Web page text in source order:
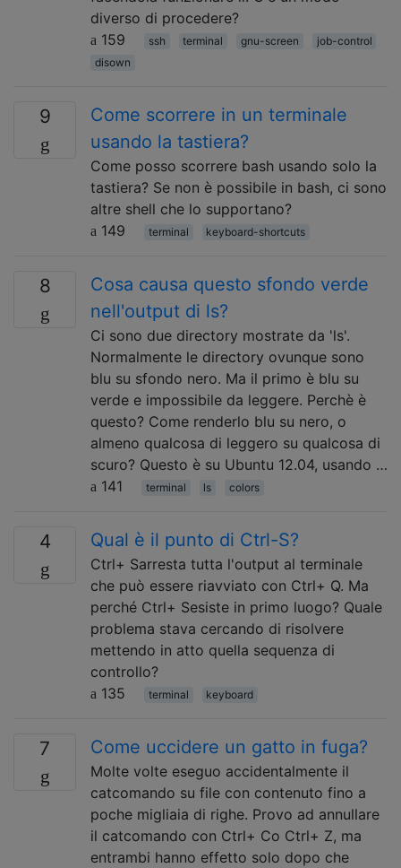
diverso di procedere?
159
ssh terminal gnu-screen
job-control
disown
9
Come scorrere in un terminale
usando la tastiera?
Come posso scorrere bash usando solo la
tastiera? Se non è possibile in bash, ci sono
altre shell che lo supportano?
149
terminal keyboard-shortcuts
8
Cosa causa questo sfondo verde
nell'output di ls?
Ci sono due directory mostrate da 'ls'.
Normalmente le directory ovunque sono
blu su sfondo nero. Ma il primo è blu su
verde e impossibile da leggere. Perchè è
questo? Come renderlo blu su nero, o
almeno qualcosa di leggero su qualcosa di
scuro? Questo è su Ubuntu 12.04, usando …
141
terminal ls colors
4 Qual è il punto di Ctrl-S?
Ctrl+ Sarresta tutta l'output al terminale
che può essere riavviato con Ctrl+ Q. Ma
perché Ctrl+ Sesiste in primo luogo? Quale
problema stava cercando di risolvere
mettendo in atto quella sequenza di
controllo?
135
terminal keyboard
7 Come uccidere un gatto in fuga?
Molte volte eseguo accidentalmente il
catcomando su file con contenuto fino a
poche migliaia di righe. Provo ad annullare
il catcomando con Ctrl+ Co Ctrl+ Z, ma
entrambi hanno effetto solo dopo che